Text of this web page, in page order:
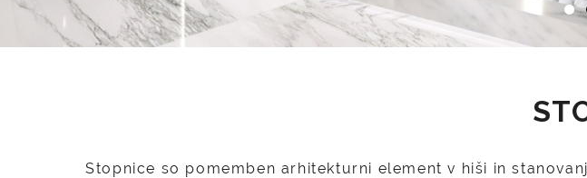
Stopnice so pomemben arhitekturni element v hiši in